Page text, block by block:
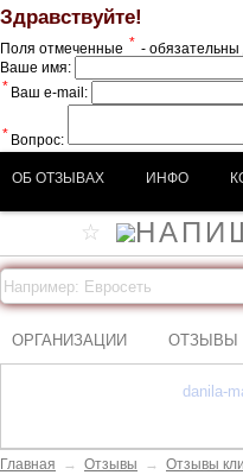
Здравствуйте!
Поля отмеченные * -
Ваше имя:
* Ваш e-mail:
* Вопрос:
ОБ ОТЗЫВАХ ИНФО
ОРГАНИЗАЦИИ ОТЗЫВЫ
danila-
Главная → Отзывы → Отзывы